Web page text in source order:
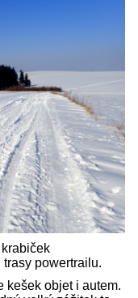
powertrailu.
kešek objet i autem.